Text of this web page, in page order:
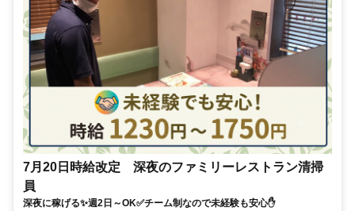
7月20日時給改定 深夜のファミリーレストラン清掃
員
深夜に稼げる✨週2日～OK✅チーム制なので未経験も安心✋